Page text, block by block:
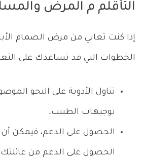
التأقلم م المرض
إذا كنت تعاني من مرض الصمام
الخطوات التي قد تساعدك على
تناول الأدوية على النحو
توجيهات الطبيب.
الحصول على الدعم، فيمكن
الحصول على الدعم من